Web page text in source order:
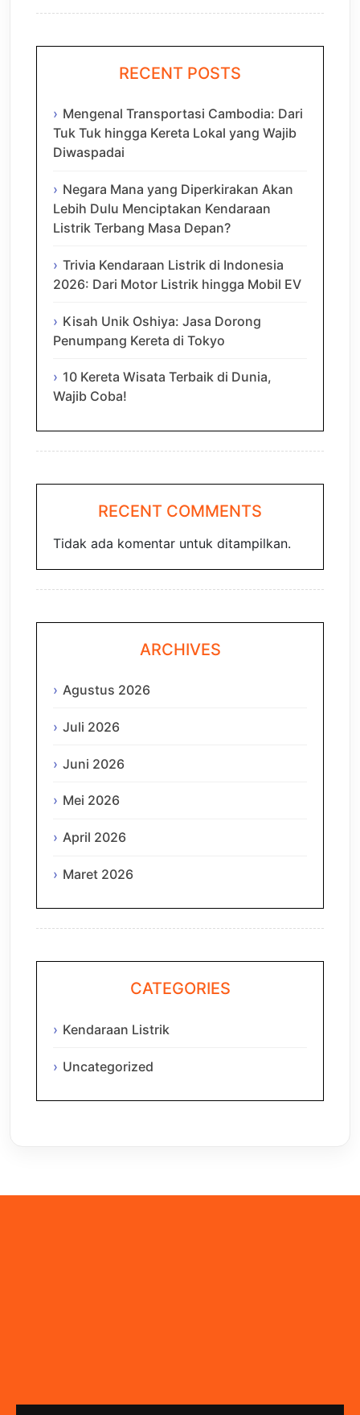
RECENT POSTS
Mengenal Transportasi Cambodia: Dari
Tuk Tuk hingga Kereta Lokal yang Wajib
Diwaspadai
Negara Mana yang Diperkirakan Akan
Lebih Dulu Menciptakan Kendaraan
Listrik Terbang Masa Depan?
Trivia Kendaraan Listrik di Indonesia
2026: Dari Motor Listrik hingga Mobil EV
Kisah Unik Oshiya: Jasa Dorong
Penumpang Kereta di Tokyo
10 Kereta Wisata Terbaik di Dunia,
Wajib Coba!
RECENT COMMENTS
Tidak ada komentar untuk ditampilkan.
ARCHIVES
Agustus 2026
Juli 2026
Juni 2026
Mei 2026
April 2026
Maret 2026
CATEGORIES
Kendaraan Listrik
Uncategorized